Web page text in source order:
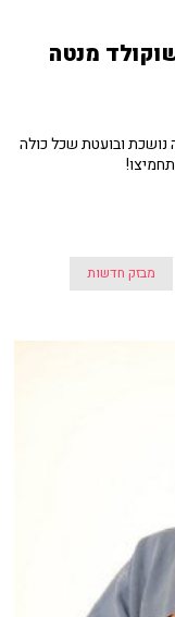
מנטה
ובועטת שכל כולה
מבזק חדשות